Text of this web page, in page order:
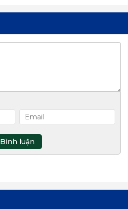
Bình luận